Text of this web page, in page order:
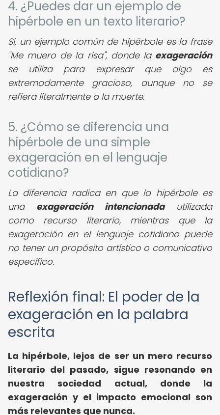
4. ¿Puedes dar un ejemplo de
hipérbole en un texto literario?
Sí, un ejemplo común de hipérbole es la frase
"Me muero de la risa", donde la exageración
se utiliza para expresar que algo es
extremadamente gracioso, aunque no se
refiera literalmente a la muerte.
5. ¿Cómo se diferencia una
hipérbole de una simple
exageración en el lenguaje
cotidiano?
La diferencia radica en que la hipérbole es
una exageración intencionadautilizada
como recurso literario, mientras que la
exageración en el lenguaje cotidiano puede
no tener un propósito artístico o comunicativo
específico.
Reflexión final: El poder de la
exageración en la palabra
escrita
La hipérbole, lejos de ser un mero recurso
literario del pasado, sigue resonando en
nuestra sociedad actual, donde la
exageración y el impacto emocional son
más relevantes que nunca.